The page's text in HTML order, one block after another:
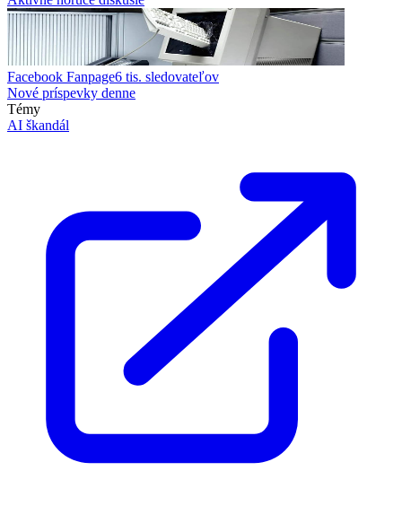
Facebook Fanpage6 tis. sledovateľov
Nové príspevky denne
Témy
AI škandál